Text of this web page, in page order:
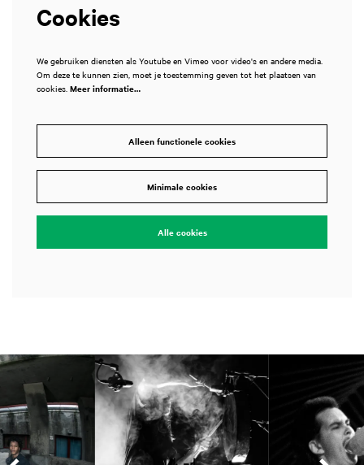
Cookies
We gebruiken diensten als Youtube en Vimeo voor video's en andere media.
Om deze te kunnen zien, moet je toestemming geven tot het plaatsen van
cookies. Meer informatie…
Alleen functionele cookies
Minimale cookies
Alle cookies
Overslaan